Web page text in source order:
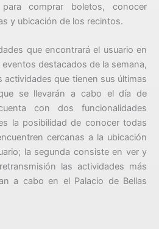
para comprar boletos, conocer
y ubicación de los recintos.
que encontrará el usuario en
destacados de la semana,
que tienen sus últimas
se llevarán a cabo el día de
con dos funcionalidades
la posibilidad de conocer todas
cercanas a la ubicación
la segunda consiste en ver y
las actividades más
a cabo en el Palacio de Bellas